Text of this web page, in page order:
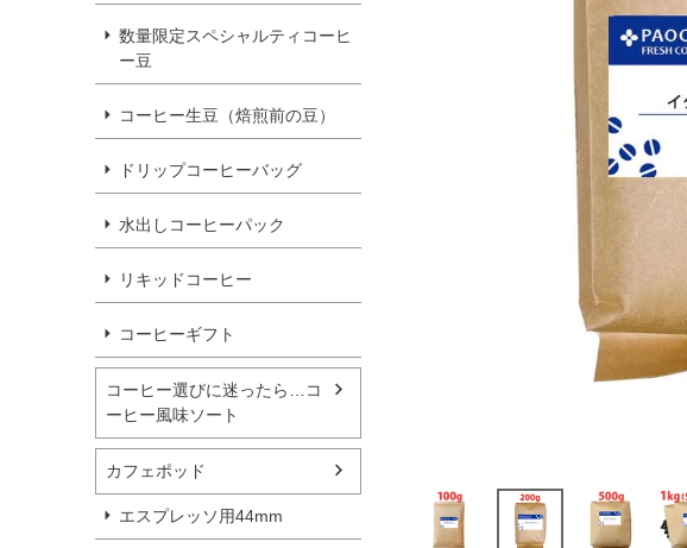
数量限定スペシャルティコーヒ
ー豆
コーヒー生豆（焙煎前の豆）
ドリップコーヒーバッグ
水出しコーヒーパック
リキッドコーヒー
コーヒーギフト
コーヒー選びに迷ったら…コ
ーヒー風味ソート
カフェポッド
エスプレッソ用44mm